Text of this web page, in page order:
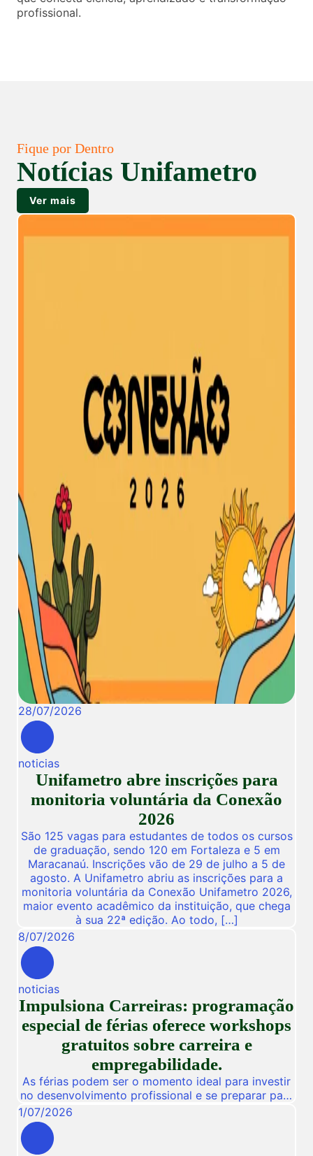
profissional.
Fique por Dentro
Notícias Unifametro
Ver mais
28/07/2026
noticias
Unifametro abre inscrições para
monitoria voluntária da Conexão
2026
São 125 vagas para estudantes de todos os cursos
de graduação, sendo 120 em Fortaleza e 5 em
Maracanaú. Inscrições vão de 29 de julho a 5 de
agosto. A Unifametro abriu as inscrições para a
monitoria voluntária da Conexão Unifametro 2026,
maior evento acadêmico da instituição, que chega
à sua 22ª edição. Ao todo, […]
8/07/2026
noticias
Impulsiona Carreiras: programação
especial de férias oferece workshops
gratuitos sobre carreira e
empregabilidade.
As férias podem ser o momento ideal para investir
no desenvolvimento profissional e se preparar para
novas oportunidades no mercado de trabalho.
Pensando nisso, a Unifametro Carreiras promoverá,
de 27 a 31 de julho, o Impulsiona Carreiras, uma
programação especial de férias composta por
1/07/2026